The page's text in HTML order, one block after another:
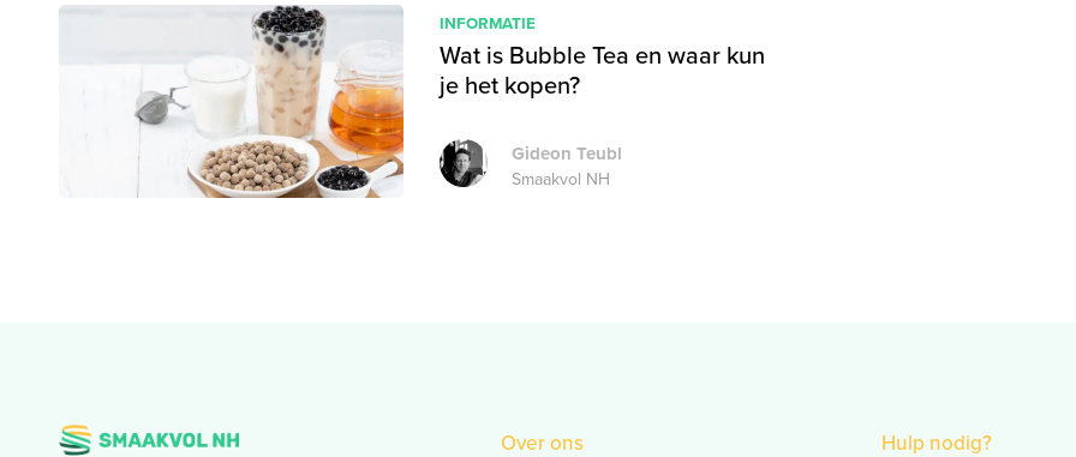
INFORMATIE
Wat is Bubble Tea en waar kun
je het kopen?
Gideon Teubl
Smaakvol NH
Over ons Hulp nodig?